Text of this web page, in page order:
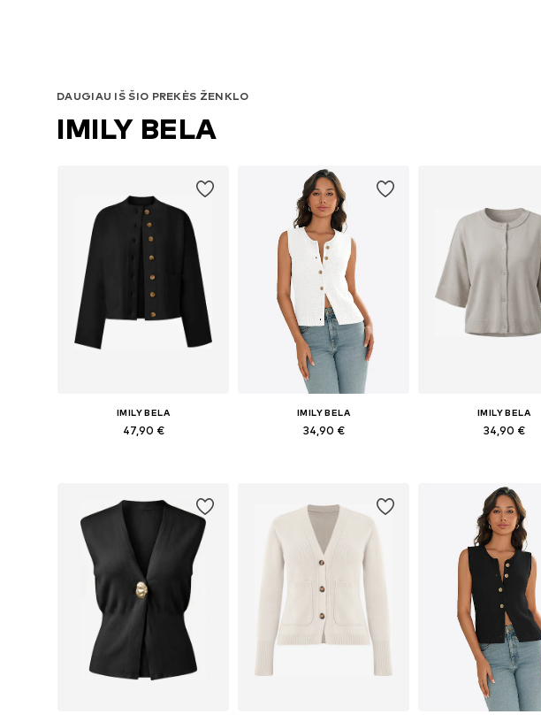
DAUGIAU IŠ ŠIO PREKĖS ŽENKLO
IMILY BELA
IMILY BELA
47,90 €
IMILY BELA
34,90 €
IMILY BELA
34,90 €
Į krepšelį